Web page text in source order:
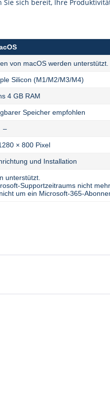
sich bereit, Ihre
von macOS werden unterstützt.
Silicon (M1/M2/M3/M4)
4 GB RAM
Speicher empfohlen
–
× 800 Pixel
und Installation
unterstützt.
Supportzeitraums nicht
um ein Microsoft-365-